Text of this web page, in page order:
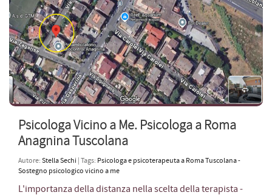
Psicologa Vicino a Me. Psicologa a Roma
Anagnina Tuscolana
Autore: Stella Sechi | Tags: Psicologa e psicoterapeuta a Roma Tuscolana -
Sostegno psicologico vicino a me
L'importanza della distanza nella scelta della terapista -